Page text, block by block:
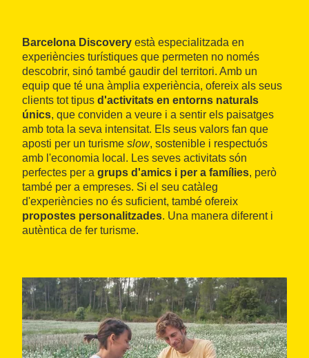
Barcelona Discovery està especialitzada en
experiències turístiques que permeten no només
descobrir, sinó també gaudir del territori. Amb un
equip que té una àmplia experiència, ofereix als seus
clients tot tipus d'activitats en entorns naturals
únics, que conviden a veure i a sentir els paisatges
amb tota la seva intensitat. Els seus valors fan que
aposti per un turisme slow, sostenible i respectuós
amb l'economia local. Les seves activitats són
perfectes per a grups d'amics i per a famílies, però
també per a empreses. Si el seu catàleg
d'experiències no és suficient, també ofereix
propostes personalitzades. Una manera diferent i
autèntica de fer turisme.